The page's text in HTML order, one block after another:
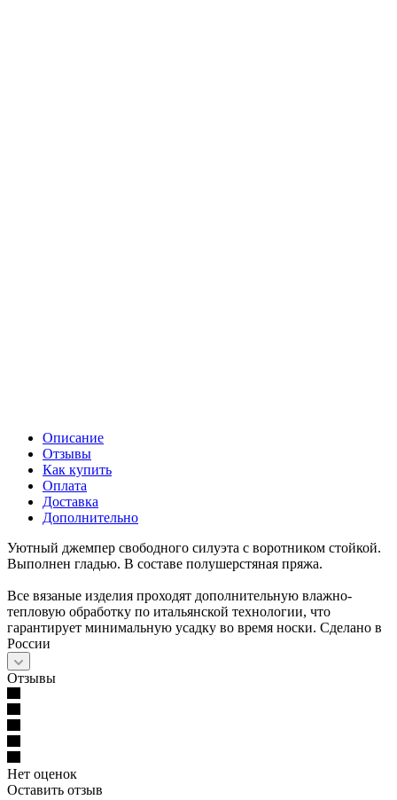
Описание
Отзывы
Как купить
Оплата
Доставка
Дополнительно
Уютный джемпер свободного силуэта с воротником стойкой.
Выполнен гладью. В составе полушерстяная пряжа.
Все вязаные изделия проходят дополнительную влажно-
тепловую обработку по итальянской технологии, что
гарантирует минимальную усадку во время носки. Сделано в
России
Отзывы
Нет оценок
Оставить отзыв